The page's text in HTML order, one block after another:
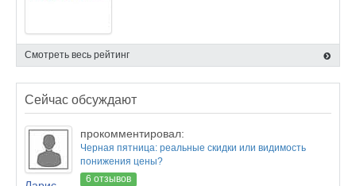
Смотреть весь рейтинг
Сейчас обсуждают
прокомментировал:
Черная пятница: реальные скидки или видимость
понижения цены?
6 отзывов